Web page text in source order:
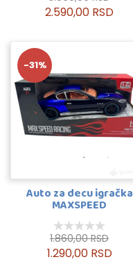
2.590,00 RSD
-31%
Auto za decu igračka
MAXSPEED
1.860,00 RSD
1.290,00 RSD